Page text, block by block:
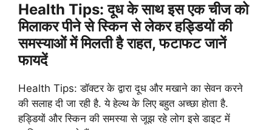
Health Tips: दूध के साथ इस एक चीज को
मिलाकर पीने से स्किन से लेकर हड्डियों की
समस्याओं में मिलती है राहत, फटाफट जानें
फायदें
Health Tips: डॉक्टर के द्वारा दूध और मखाने का सेवन करने
की सलाह दी जा रही है. ये हेल्थ के लिए बहुत अच्छा होता है.
हड्डियों और स्किन की समस्या से जूझ रहे लोग इसे डाइट में